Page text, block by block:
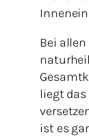
Bei
liegt das
ist es